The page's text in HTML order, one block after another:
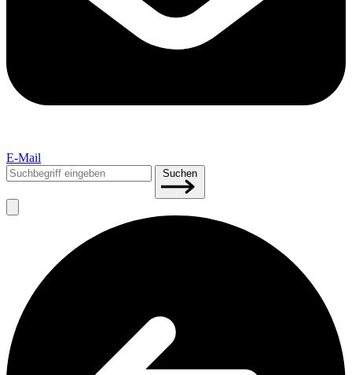
E-Mail
Suchen
nach:
Suchen